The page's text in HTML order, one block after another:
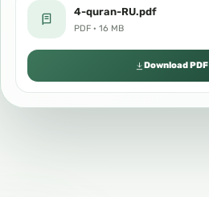
4-quran-RU.pdf
PDF · 16 MB
Download PDF